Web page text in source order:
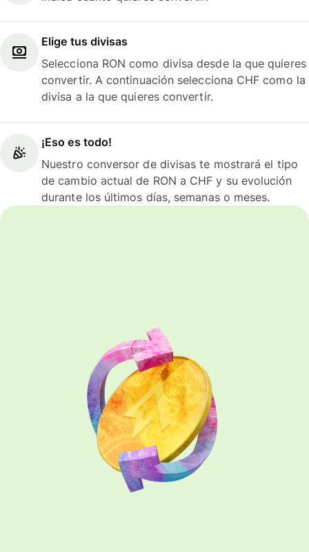
Elige tus divisas
Selecciona RON como divisa desde la que quieres
convertir. A continuación selecciona CHF como la
divisa a la que quieres convertir.
¡Eso es todo!
Nuestro conversor de divisas te mostrará el tipo
de cambio actual de RON a CHF y su evolución
durante los últimos días, semanas o meses.